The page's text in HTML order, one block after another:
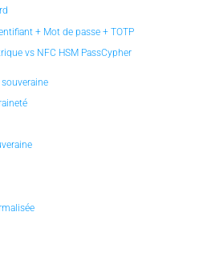
+ Mot de passe + TOTP
vs NFC HSM PassCypher